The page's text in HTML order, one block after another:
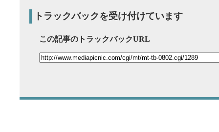
トラックバックを受け付けています
この記事のトラックバックURL